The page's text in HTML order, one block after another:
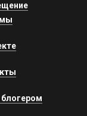
блогером